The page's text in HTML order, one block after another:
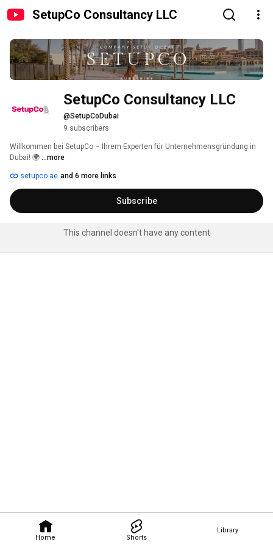
SetupCo Consultancy LLC
Home Shorts
Library
SetupCo Consultancy LLC
@SetupCoDubai
9 subscribers
Willkommen bei SetupCo – Ihrem Experten für Unternehmensgründung in
Dubai! 🌍 ...more
setupco.ae and 6 more links
Subscribe
This channel doesn't have any content